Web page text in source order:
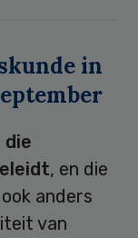
in
die
, en die
anders
van